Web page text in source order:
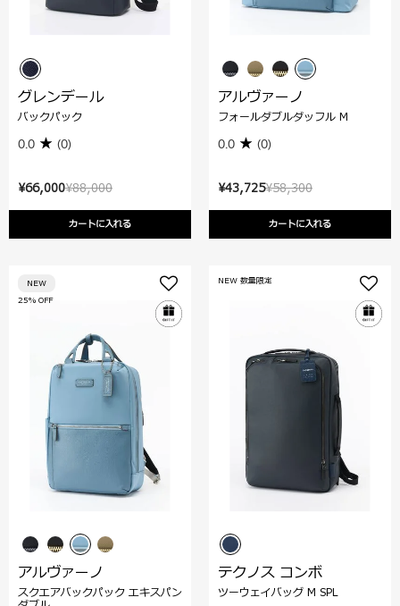
¥88,000
¥66,000
カートに入れる
グレンデール
バックパック
0.0 (0)
¥58,300
¥43,725
カートに入れる
アルヴァーノ
フォールダブルダッフル M
0.0 (0)
25% OFF
NEW
アルヴァーノ
スクエアバックパック エキスパン
NEW 数量限定
テクノス コンボ
ツーウェイバッグ M SPL